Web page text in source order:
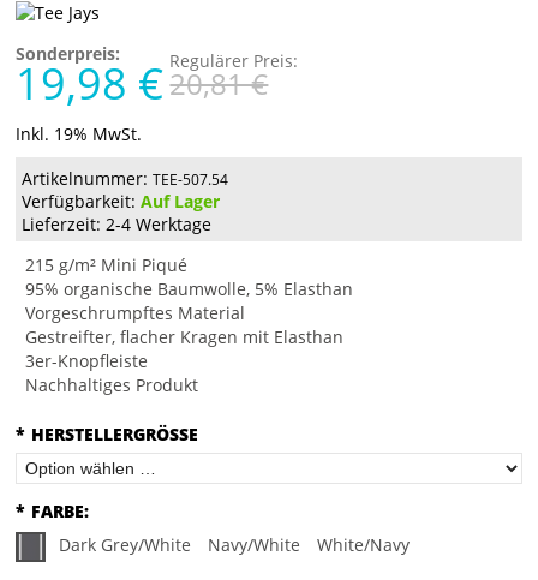
Sonderpreis:
19,98 € Regulärer Preis:
20,81 €
Inkl. 19% MwSt.
Artikelnummer: TEE-507.54
Verfügbarkeit:Auf Lager
Lieferzeit: 2-4 Werktage
215 g/m² Mini Piqué
95% organische Baumwolle, 5% Elasthan
Vorgeschrumpftes Material
Gestreifter, flacher Kragen mit Elasthan
3er-Knopfleiste
Nachhaltiges Produkt
* HERSTELLERGRÖSSE
* FARBE:
Dark Grey/White
Navy/White White/Navy